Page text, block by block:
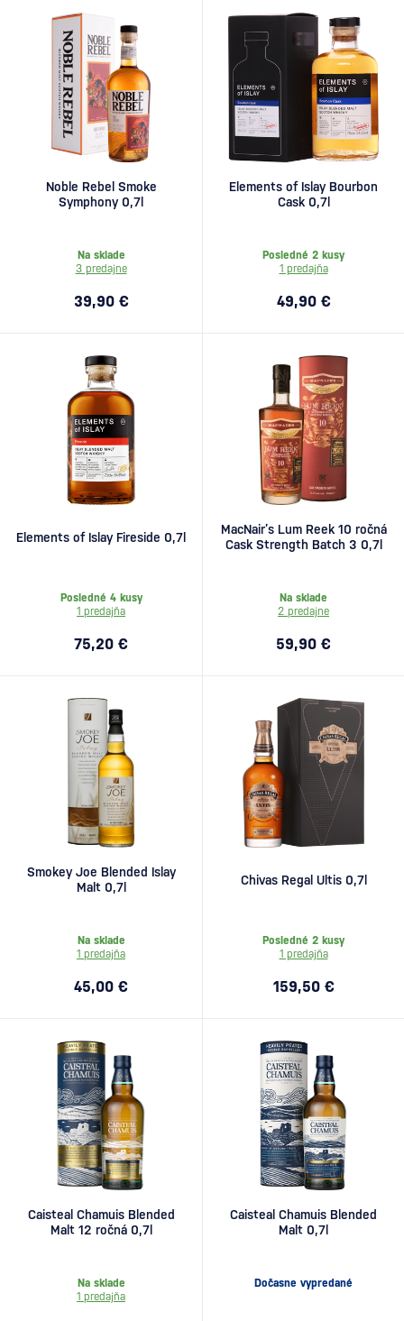
Noble Rebel Smoke
Symphony 0,7l
Na sklade
3 predajne
39,90 €
Elements of Islay Bourbon
Cask 0,7l
Posledné 2 kusy
1 predajňa
49,90 €
Elements of Islay Fireside 0,7l
Posledné 4 kusy
1 predajňa
75,20 €
MacNair’s Lum Reek 10 ročná
Cask Strength Batch 3 0,7l
Na sklade
2 predajne
59,90 €
Smokey Joe Blended Islay
Malt 0,7l
Na sklade
1 predajňa
45,00 €
Chivas Regal Ultis 0,7l
Posledné 2 kusy
1 predajňa
159,50 €
Caisteal Chamuis Blended
Malt 12 ročná 0,7l
Na sklade
1 predajňa
Caisteal Chamuis Blended
Malt 0,7l
Dočasne vypredané